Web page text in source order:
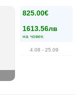
825.00€
1613.56лв
на човек
4.08 - 25.09